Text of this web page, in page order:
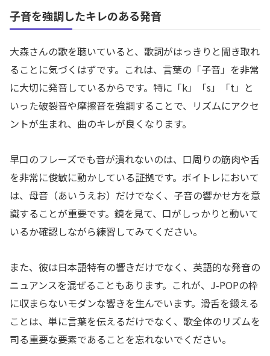
子音を強調したキレのある発音
大森さんの歌を聴いていると、歌詞がはっきりと聞き取れ
ることに気づくはずです。これは、言葉の「子音」を非常
に大切に発音しているからです。特に「k」「s」「t」と
いった破裂音や摩擦音を強調することで、リズムにアクセ
ントが生まれ、曲のキレが良くなります。
早口のフレーズでも音が潰れないのは、口周りの筋肉や舌
を非常に俊敏に動かしている証拠です。ボイトレにおいて
は、母音（あいうえお）だけでなく、子音の響かせ方を意
識することが重要です。鏡を見て、口がしっかりと動いて
いるか確認しながら練習してみてください。
また、彼は日本語特有の響きだけでなく、英語的な発音の
ニュアンスを混ぜることもあります。これが、J-POPの枠
に収まらないモダンな響きを生んでいます。滑舌を鍛える
ことは、単に言葉を伝えるだけでなく、歌全体のリズムを
司る重要な要素であることを忘れないでください。